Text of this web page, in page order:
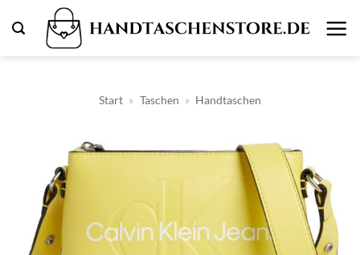
Inhalt
Start » Taschen » Handtaschen